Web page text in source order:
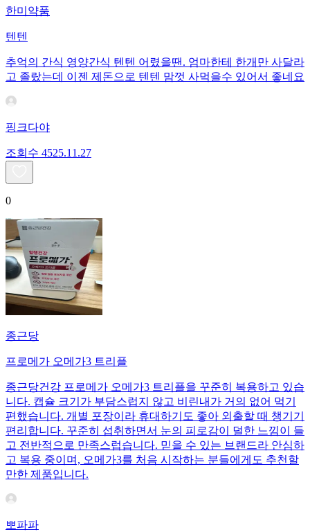
한미약품
텐텐
추억의 간식 영양간식 텐텐 어렸을땐. 엄마한테 한개만 사달라
고 졸랐는데 이젠 제돈으로 텐텐 맘껏 사먹을수 있어서 좋네요
핑크다야
조회수 4525.11.27
0
종근당
프로메가 오메가3 트리플
종근당건강 프로메가 오메가3 트리플을 꾸준히 복용하고 있습
니다. 캡슐 크기가 부담스럽지 않고 비린내가 거의 없어 먹기
편했습니다. 개별 포장이라 휴대하기도 좋아 외출할 때 챙기기
편리합니다. 꾸준히 섭취하면서 눈의 피로감이 덜한 느낌이 들
고 전반적으로 만족스럽습니다. 믿을 수 있는 브랜드라 안심하
고 복용 중이며, 오메가3를 처음 시작하는 분들에게도 추천할
만한 제품입니다.
뽀파파